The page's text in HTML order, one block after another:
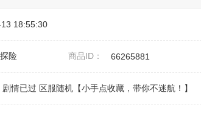
18:55:30
险 商品ID： 66265881
情已过 区服随机【小手点收藏，带你不迷航！】